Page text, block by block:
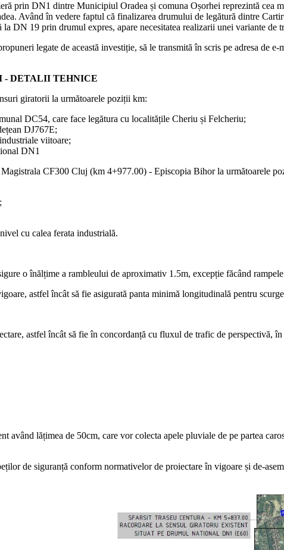
prin DN1 dintre Municipiul Oradea și comuna Oșorhei reprezintă cea
Având în vedere faptul că finalizarea drumului de legătură dintre
DN 19 prin drumul expres, apare necesitatea realizarii unei variante de
legate de această investiție, să le transmită în scris pe adresa de e-
- DETALII TEHNICE
giratorii la următoarele poziții km:
DC54, care face legătura cu localitățile Cheriu și Felcheriu;
DJ767E;
viitoare;
DN1
Magistrala CF300 Cluj (km 4+977.00) - Episcopia Bihor la următoarele
cu calea ferata industrială.
o înălțime a rambleului de aproximativ 1.5m, excepție făcând
astfel încât să fie asigurată panta minimă longitudinală pentru
astfel încât să fie în concordanță cu fluxul de trafic de perspectivă,
având lățimea de 50cm, care vor colecta apele pluviale de pe partea
de siguranță conform normativelor de proiectare în vigoare și de-